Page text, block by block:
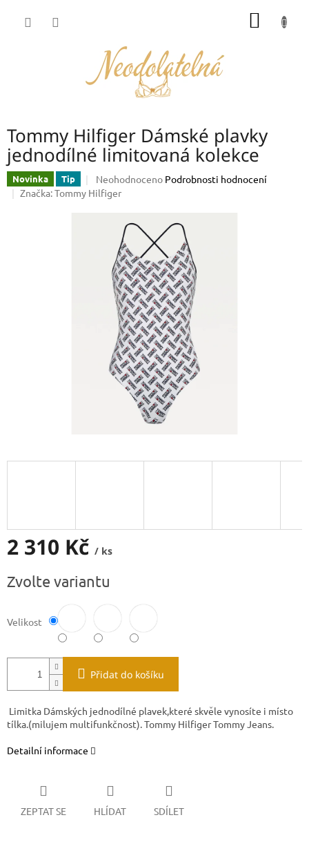
Tommy Hilfiger Dámské plavky
jednodílné limitovaná kolekce
Novinka Tip
Průměrné
hodnocení
hvězdiček.
Neohodnoceno Podrobnosti hodnocení
Značka:Tommy Hilfiger
2 310 Kč / ks
cena:
Zvolte variantu
Velikost
Přidat do košíku
Limitka Dámských jednodílné plavek,které skvěle vynosíte i místo
tílka.(milujem multifunkčnost). Tommy Hilfiger Tommy Jeans.
Detailní informace
ZEPTAT SE HLÍDAT SDÍLET